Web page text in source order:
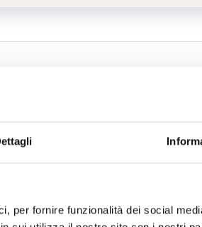
per fornire funzionalità dei social